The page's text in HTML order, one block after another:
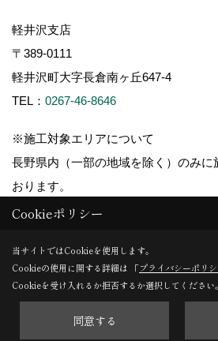
軽井沢支店
〒389-0111
軽井沢町大字長倉南ヶ丘647-4
TEL： 0267-46-8646
※施工対象エリアについて
長野県内（一部の地域を除く）のみに
おります。
Copyright (c) ForestCorporation. All Rights
Cookieポリシー
当サイトではCookieを使用します。
Cookieの使用に関する詳細は 「プライバシーポリ
Cookieを受け入れるか拒否するか選択してください。
同意する